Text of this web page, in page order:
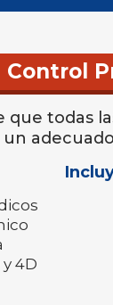
Control
que todas
un
4D